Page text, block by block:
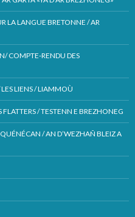
LA LANGUE BRETONNE / AR
COMPTE-RENDU DES
LES LIENS / LIAMMOÙ
FLATTERS / TESTENN E BREZHONEG
QUÉNÉCAN / AN D’WEZHAÑ BLEIZ A